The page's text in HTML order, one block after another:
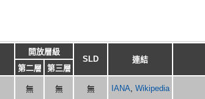
開放層級
SLD
連結
第二層
第三層
無 無 無 IANA Wikipedia